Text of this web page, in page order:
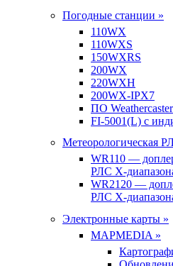
Погодные станции »
110WX
110WXS
150WXRS
200WX
220WXH
200WX-IPX7
ПО Weathercaster
FI-5001(L) с
Метеорологическая
WR110 —
РЛС X-
WR2120 —
РЛС X-
Электронные карты »
MAPMEDIA »